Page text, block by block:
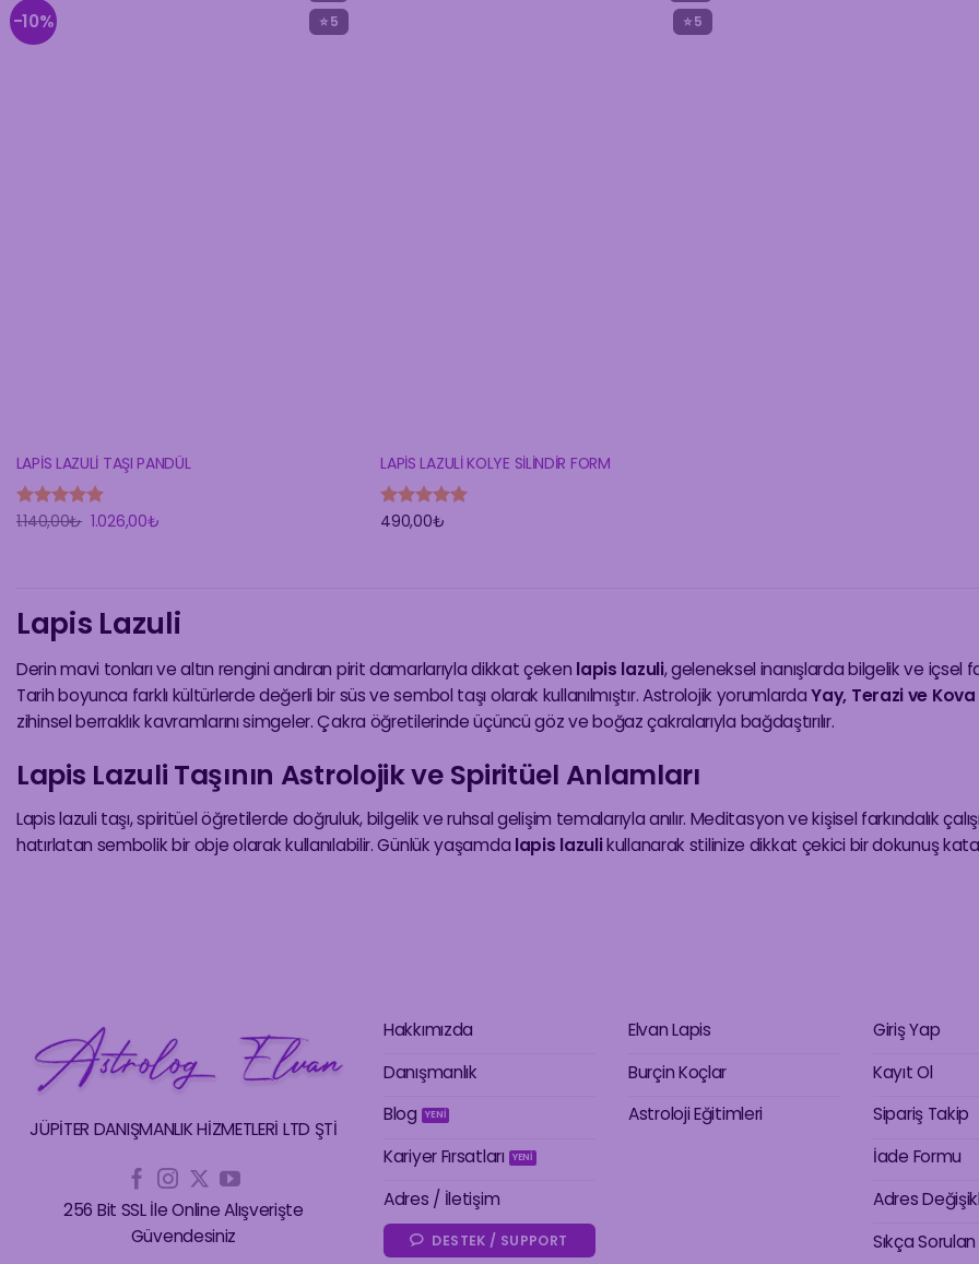
⭐ 5
-10%
LAPİS LAZULİ TAŞI PANDÜL
5 üzerinden
1.140,00₺ Orijinal
fiyat:
1.026,00₺
⭐ 5
LAPİS LAZULİ KOLYE SİLİNDİR FORM
5 üzerinden
490,00₺
Lapis Lazuli
Derin mavi tonları ve altın rengini andıran pirit damarlarıyla dikkat çeken lapis lazuli, geleneksel inanışlarda bilgelik ve içsel
Tarih boyunca farklı kültürlerde değerli bir süs ve sembol taşı olarak kullanılmıştır. Astrolojik yorumlardaYay, Terazi ve
zihinsel berraklık kavramlarını simgeler. Çakra öğretilerinde üçüncü göz ve boğaz çakralarıyla bağdaştırılır.
Lapis Lazuli Taşının Astrolojik ve Spiritüel Anlamları
Lapis lazuli taşı, spiritüel öğretilerde doğruluk, bilgelik ve ruhsal gelişim temalarıyla anılır. Meditasyon ve kişisel farkındalık
hatırlatan sembolik bir obje olarak kullanılabilir. Günlük yaşamda lapis lazulikullanarak stilinize dikkat çekici bir dokunuş
JÜPİTER DANIŞMANLIK HİZMETLERİ LTD ŞTİ
256 Bit SSL İle Online Alışverişte
Güvendesiniz
Hakkımızda
Danışmanlık
Blog
Kariyer Fırsatları
Adres / İletişim
DESTEK / SUPPORT
Elvan Lapis
Burçin Koçlar
Astroloji Eğitimleri
Giriş Yap
Kayıt Ol
Sipariş Takip
İade Formu
Adres
Sıkça